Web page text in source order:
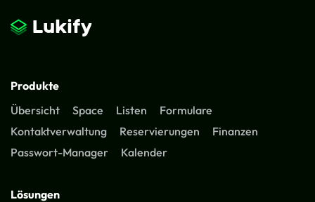
Produkte
Übersicht
Space Listen
Formulare
Kontaktverwaltung
Reservierungen
Finanzen
Passwort-Manager
Kalender
Lösungen